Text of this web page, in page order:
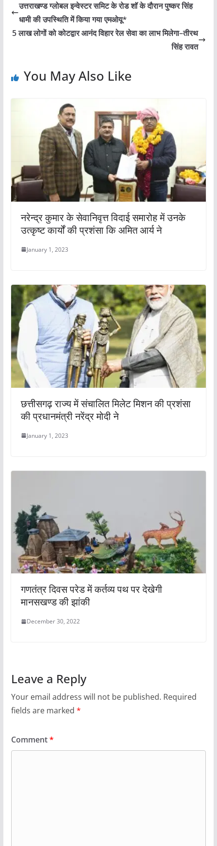
उत्तराखण्ड ग्लोबल इन्वेस्टर समिट के रोड शॉ के दौरान पुष्कर सिंह
धामी की उपस्थिति में किया गया एमओयू*
5 लाख लोगों को कोटद्वार आनंद विहार रेल सेवा का लाभ मिलेगा–तीरथ
सिंह रावत
You May Also Like
नरेन्द्र कुमार के सेवानिवृत्त विदाई समारोह में उनके
उत्कृष्ट कार्यों की प्रशंसा कि अमित आर्य ने
January 1, 2023
छत्तीसगढ़ राज्य में संचालित मिलेट मिशन की प्रशंसा
की प्रधानमंत्री नरेंद्र मोदी ने
January 1, 2023
गणतंत्र दिवस परेड में कर्तव्य पथ पर देखेगी
मानसखण्ड की झांकी
December 30, 2022
Leave a Reply
Your email address will not be published. Required
fields are marked *
Comment*